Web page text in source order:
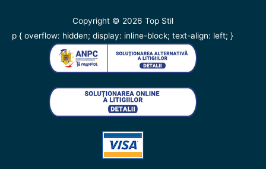
Copyright © 2026 Top Stil
p { overflow: hidden; display: inline-block; text-align: left; }